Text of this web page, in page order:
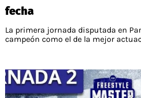
fecha
La primera jornada disputada en
campeón como el de la mejor